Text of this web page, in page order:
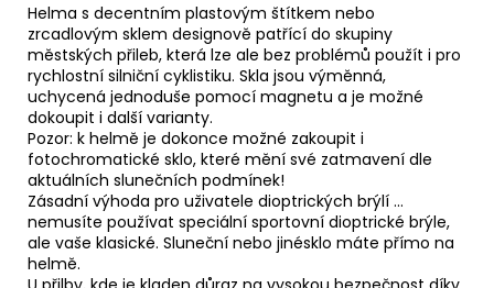
Helma s decentním plastovým štítkem nebo
zrcadlovým sklem designově patřící do skupiny
městských přileb, která lze ale bez problémů použít i pro
rychlostní silniční cyklistiku. Skla jsou výměnná,
uchycená jednoduše pomocí magnetu a je možné
dokoupit i další varianty.
Pozor: k helmě je dokonce možné zakoupit i
fotochromatické sklo, které mění své zatmavení dle
aktuálních slunečních podmínek!
Zásadní výhoda pro uživatele dioptrických brýlí ...
nemusíte používat speciální sportovní dioptrické brýle,
ale vaše klasické. Sluneční nebo jinésklo máte přímo na
helmě.